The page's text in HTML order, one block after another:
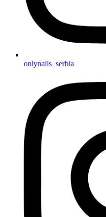
onlynails_serbia